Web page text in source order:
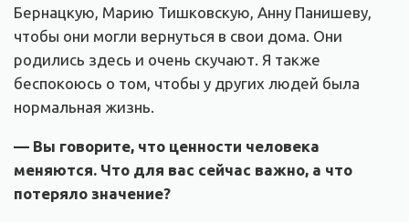
Бернацкую, Марию Тишковскую, Анну Панишеву,
чтобы они могли вернуться в свои дома. Они
родились здесь и очень скучают. Я также
беспокоюсь о том, чтобы у других людей была
нормальная жизнь.
— Вы говорите, что ценности человека
меняются. Что для вас сейчас важно, а что
потеряло значение?